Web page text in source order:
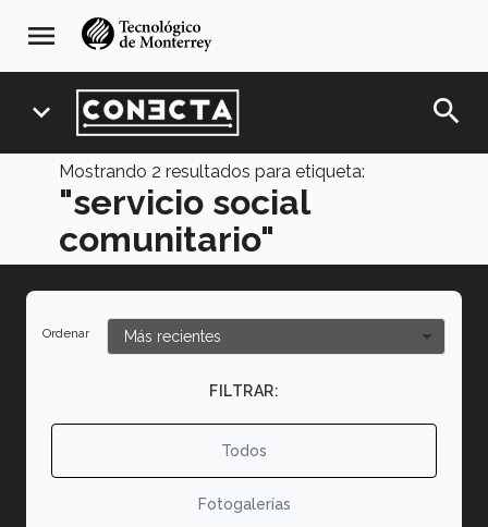
navegación
principal
menu
expand_more search
Mostrando 2 resultados para etiqueta:
"servicio social
comunitario"
Ordenar
FILTRAR:
Todos
Fotogalerías